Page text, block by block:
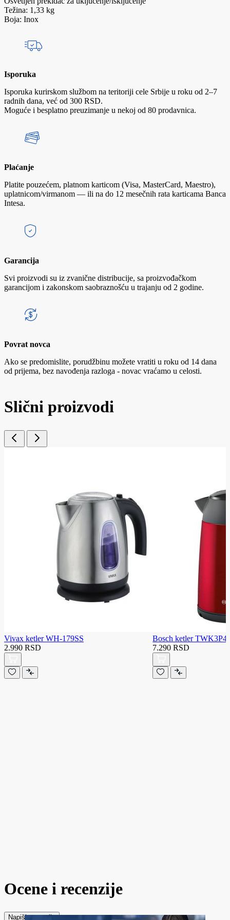
Težina: 1,33 kg
Boja: Inox
Isporuka
Isporuka kurirskom službom na teritoriji cele Srbije u roku od 2–7
radnih dana, već od 300 RSD.
Moguće i besplatno preuzimanje u nekoj od 80 prodavnica.
Plaćanje
Platite pouzećem, platnom karticom (Visa, MasterCard, Maestro),
uplatnicom/virmanom — ili na do 12 mesečnih rata karticama Banca
Intesa.
Garancija
Svi proizvodi su iz zvanične distribucije, sa proizvođačkom
garancijom i zakonskom saobraznošću u trajanju od 2 godine.
Povrat novca
Ako se predomislite, porudžbinu možete vratiti u roku od 14 dana
od prijema, bez navođenja razloga - novac vraćamo u celosti.
Slični proizvodi
Vivax ketler WH-179SS
2.990 RSD
Bosch ketler
7.290 RSD
Ocene i recenzije
Napiši recenziju